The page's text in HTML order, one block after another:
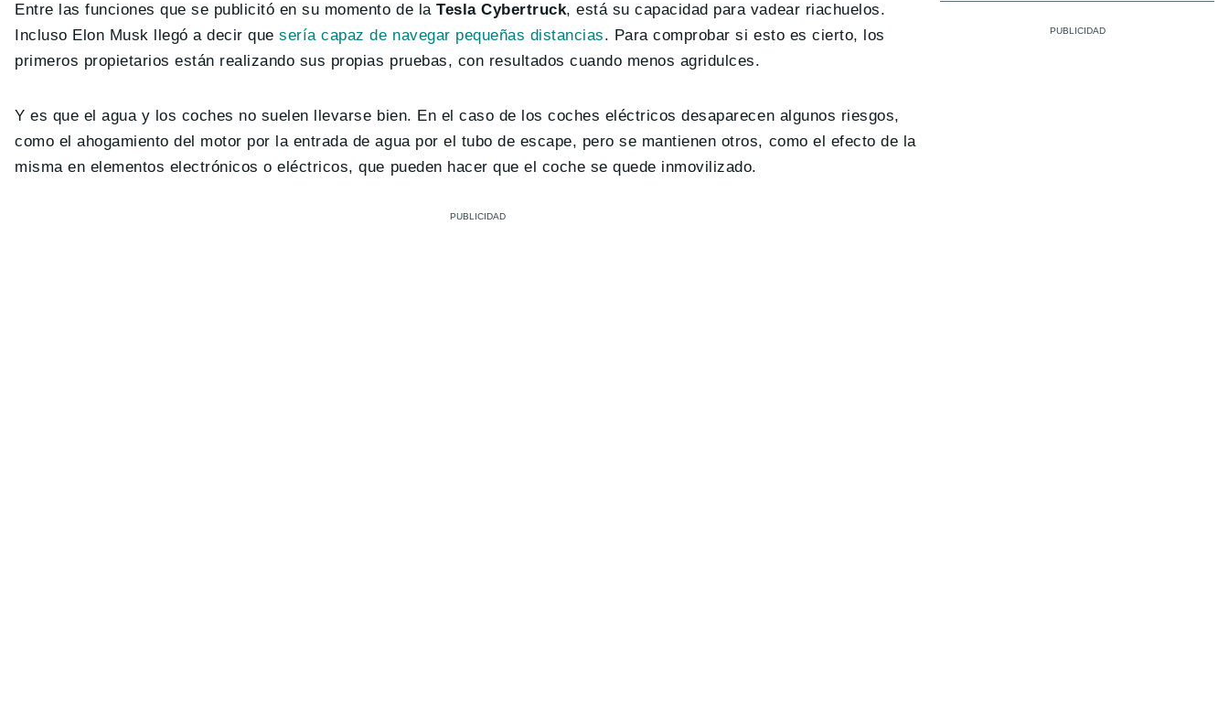
Entre las funciones que se publicitó en su momento de la Tesla Cybertruck, está su capacidad para vadear riachuelos.
Incluso Elon Musk llegó a decir quesería capaz de navegar pequeñas distancias. Para comprobar si esto es cierto, los
primeros propietarios están realizando sus propias pruebas, con resultados cuando menos agridulces.
Y es que el agua y los coches no suelen llevarse bien. En el caso de los coches eléctricos desaparecen algunos riesgos,
como el ahogamiento del motor por la entrada de agua por el tubo de escape, pero se mantienen otros, como el efecto de la
misma en elementos electrónicos o eléctricos, que pueden hacer que el coche se quede inmovilizado.